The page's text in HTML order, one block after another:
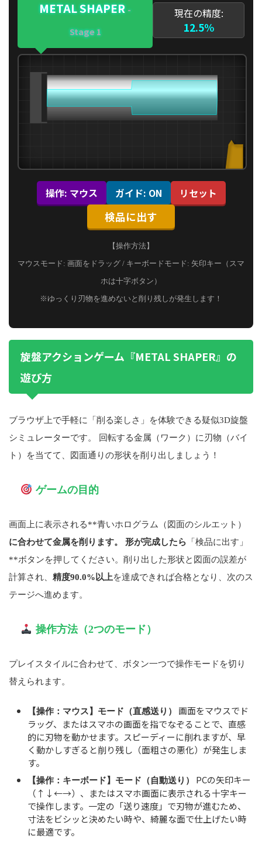
METAL SHAPER-
Stage 1
現在の精度:
12.5%
操作: マウス ガイド: ON リセット
検品に出す
【操作方法】
マウスモード: 画面をドラッグ / キーボードモード: 矢印キー（スマ
ホは十字ボタン）
※ゆっくり刃物を進めないと削り残しが発生します！
旋盤アクションゲーム『METAL SHAPER』の
遊び方
ブラウザ上で手軽に「削る楽しさ」を体験できる疑似3D旋盤
シミュレーターです。 回転する金属（ワーク）に刃物（バイ
ト）を当てて、図面通りの形状を削り出しましょう！
ゲームの目的
画面上に表示される**青いホログラム（図面のシルエット）
に合わせて金属を削ります。 形が完成したら 「検品に出す」
**ボタンを押してください。削り出した形状と図面の誤差が
計算され、 精度90.0%以上を達成できれば合格となり、次のス
テージへ進めます。
操作方法（2つのモード）
プレイスタイルに合わせて、ボタン一つで操作モードを切り
替えられます。
【操作：マウス】モード（直感送り）
画面をマウスでド
ラッグ、またはスマホの画面を指でなぞることで、直感
的に刃物を動かせます。スピーディーに削れますが、早
く動かしすぎると削り残し（面粗さの悪化）が発生しま
す。
【操作：キーボード】モード（自動送り）
PCの矢印キー
（↑↓←→）、またはスマホ画面に表示される十字キー
で操作します。一定の「送り速度」で刃物が進むため、
寸法をビシッと決めたい時や、綺麗な面で仕上げたい時
に最適です。